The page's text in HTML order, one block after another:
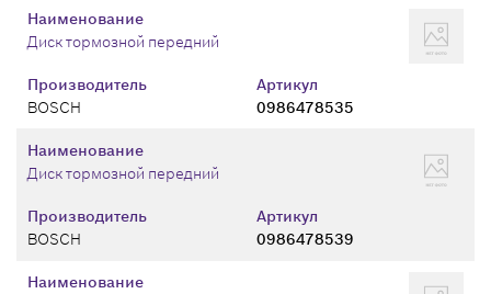
Производитель
BOSCH
Артикул
0986478535
Наименование
Диск тормозной передний
Производитель
BOSCH
Артикул
0986478539
Наименование
Диск тормозной передний
Наименование